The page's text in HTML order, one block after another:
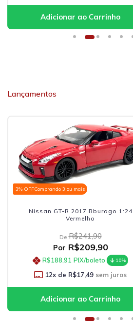
Lançamentos
3% OFFComprando 3 ou mais
Nissan GT-R 2017 Bburago 1:24
Vermelho
De R$241,90
Por R$209,90
R$188,91 PIX/boleto 10%
12x de R$17,49 sem juros